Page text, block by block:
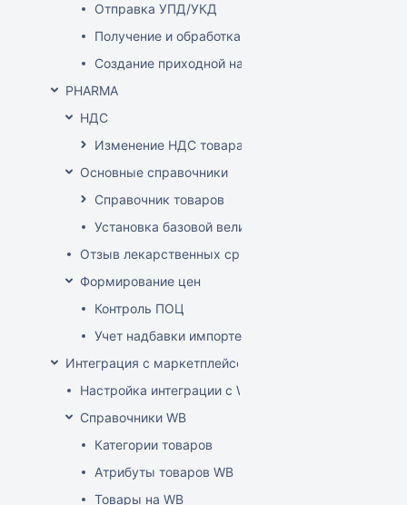
Отправка УПД/УКД
Получение и обработка УПД/УКД
Создание приходной накладной на основании
PHARMA
НДС
Изменение НДС товара
Основные справочники
Справочник товаров
Установка базовой величины
Отзыв лекарственных средств из продажи
Формирование цен
Контроль ПОЦ
Учет надбавки импортера в расценке (по
Интеграция с маркетплейсом Wildberries
Настройка интеграции с WB API
Справочники WB
Категории товаров
Атрибуты товаров WB
Товары на WB